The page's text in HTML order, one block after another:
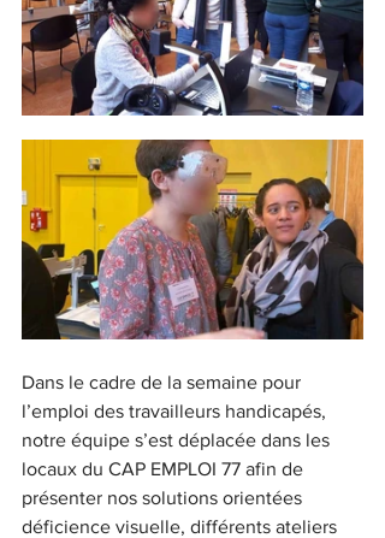
Dans le cadre de la semaine pour
l’emploi des travailleurs handicapés,
notre équipe s’est déplacée dans les
locaux du CAP EMPLOI 77 afin de
présenter nos solutions orientées
déficience visuelle, différents ateliers